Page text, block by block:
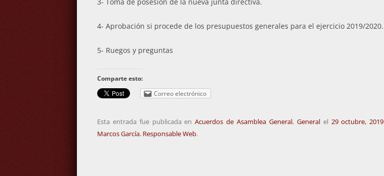
4- Aprobación si procede de los presupuestos generales para el ejercicio 2019/2020.
5- Ruegos y preguntas
Comparte esto:
Correo electrónico
Esta entrada fue publicada enAcuerdos de Asamblea General, Generalel 29 octubre, 2019
Marcos García. Responsable Web.